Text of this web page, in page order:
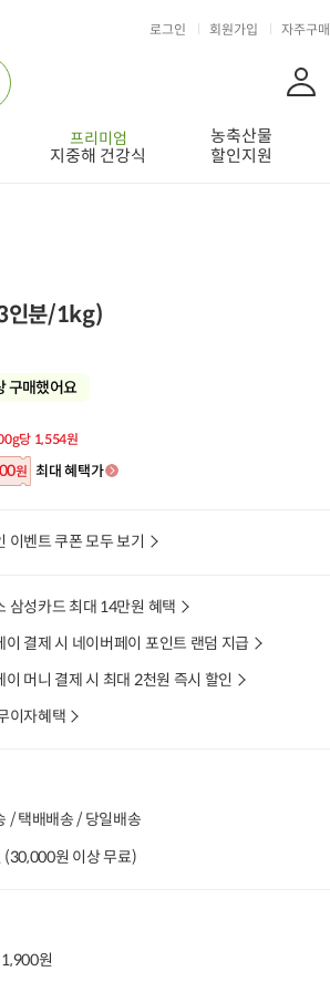
로그인 회원가입 자주구매
프리미엄
지중해 건강식
농축산물
할인지원
인분/1kg)
구매했어요
당 1,554원
원 최대 혜택가
이벤트 쿠폰 모두 보기
삼성카드 최대 14만원 혜택
이 결제 시 네이버페이 포인트 랜덤 지급
이 머니 결제 시 최대 2천원 즉시 할인
이자혜택
/ 택배배송 / 당일배송
(30,000원 이상 무료)
원